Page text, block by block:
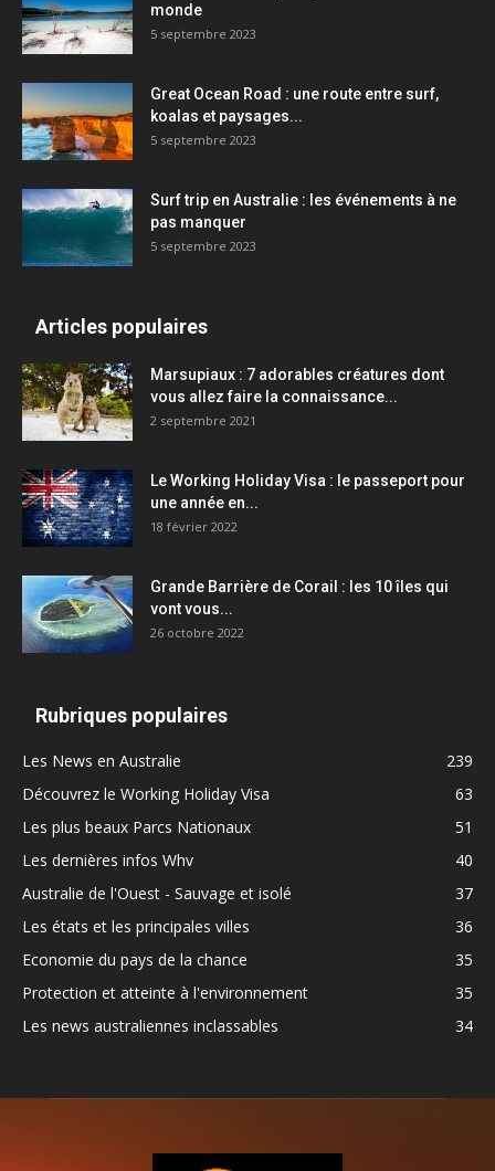
monde
5 septembre 2023
Great Ocean Road : une route entre surf,
koalas et paysages...
5 septembre 2023
Surf trip en Australie : les événements à ne
pas manquer
5 septembre 2023
Articles populaires
Marsupiaux : 7 adorables créatures dont
vous allez faire la connaissance...
2 septembre 2021
Le Working Holiday Visa : le passeport pour
une année en...
18 février 2022
Grande Barrière de Corail : les 10 îles qui
vont vous...
26 octobre 2022
Rubriques populaires
Les News en Australie
239
Découvrez le Working Holiday Visa
63
Les plus beaux Parcs Nationaux
51
Les dernières infos Whv
40
Australie de l'Ouest - Sauvage et isolé
37
Les états et les principales villes
36
Economie du pays de la chance
35
Protection et atteinte à l'environnement
35
Les news australiennes inclassables
34